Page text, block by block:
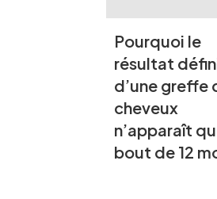
Pourquoi le
résultat
d’une greffe
cheveux
n’apparaît
bout de 12